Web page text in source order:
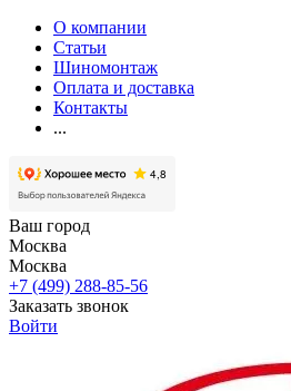
О компании
Статьи
Шиномонтаж
Оплата и доставка
Контакты
...
Ваш город
Москва
Москва
+7 (499) 288-85-56
Заказать звонок
Войти